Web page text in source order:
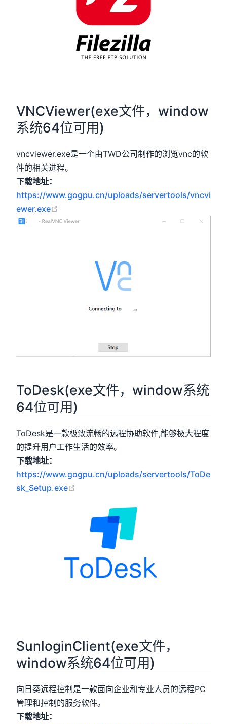
VNCViewer(exe文件，window
系统64位可用)
vncviewer.exe是一个由TWD公司制作的浏览vnc的软
件的相关进程。
下载地址：
https://www.gogpu.cn/uploads/servertools/vncvi
ewer.exe
ToDesk(exe文件，window系统
64位可用)
ToDesk是一款极致流畅的远程协助软件,能够极大程度
的提升用户工作生活的效率。
下载地址：
https://www.gogpu.cn/uploads/servertools/ToDe
sk_Setup.exe
SunloginClient(exe文件，
window系统64位可用)
向日葵远程控制是一款面向企业和专业人员的远程PC
管理和控制的服务软件。
下载地址：